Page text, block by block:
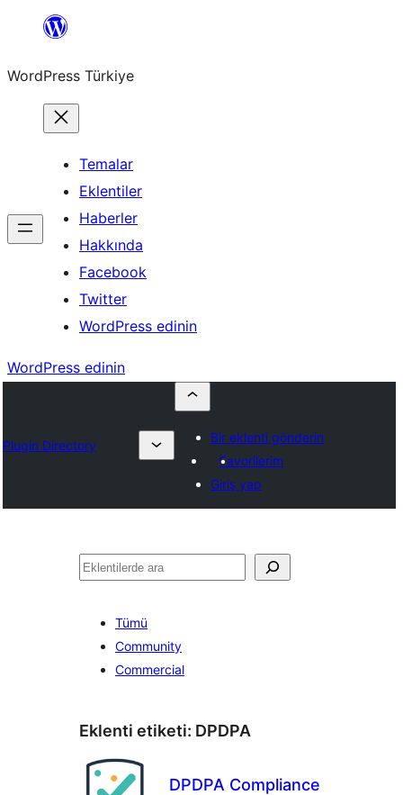
İçeriğe
WordPress Türkiye
Temalar
Eklentiler
Haberler
Hakkında
Facebook
Twitter
WordPress edinin
WordPress edinin
Plugin Directory
Bir eklenti gönderin
Favorilerim
Giriş yap
Ara
Tümü
Community
Commercial
Eklenti etiketi: DPDPA
DPDPA Compliance